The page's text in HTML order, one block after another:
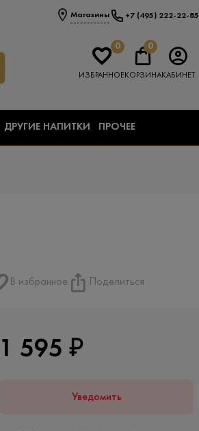
Магазины +7 (495) 222-22-85
0
ИЗБРАННОЕ
0
КОРЗИНАКАБИНЕТ
ДРУГИЕ НАПИТКИ ПРОЧЕЕ
В избранное Поделиться
1 595 ₽
Уведомить